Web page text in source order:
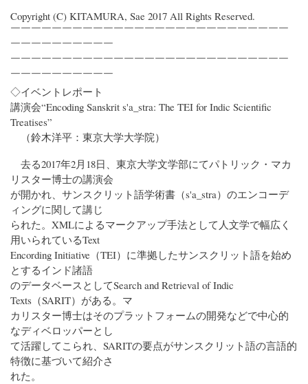
Copyright (C) KITAMURA, Sae 2017 All Rights Reserved.
￣￣￣￣￣￣￣￣￣￣￣￣￣￣￣￣￣￣￣￣￣￣￣￣￣￣￣
￣￣￣￣￣￣￣￣￣￣
￣￣￣￣￣￣￣￣￣￣￣￣￣￣￣￣￣￣￣￣￣￣￣￣￣￣￣
￣￣￣￣￣￣￣￣￣￣
◇イベントレポート
講演会“Encoding Sanskrit s'a_stra: The TEI for Indic Scientific
Treatises”
（鈴木洋平：東京大学大学院）
去る2017年2月18日、東京大学文学部にてパトリック・マカ
リスター博士の講演会
が開かれ、サンスクリット語学術書（s'a_stra）のエンコーデ
ィングに関して講じ
られた。XMLによるマークアップ手法として人文学で幅広く
用いられているText
Encording Initiative（TEI）に準拠したサンスクリット語を始め
とするインド諸語
のデータベースとしてSearch and Retrieval of Indic
Texts（SARIT）がある。マ
カリスター博士はそのプラットフォームの開発などで中心的
なディベロッパーとし
て活躍してこられ、SARITの要点がサンスクリット語の言語的
特徴に基づいて紹介さ
れた。